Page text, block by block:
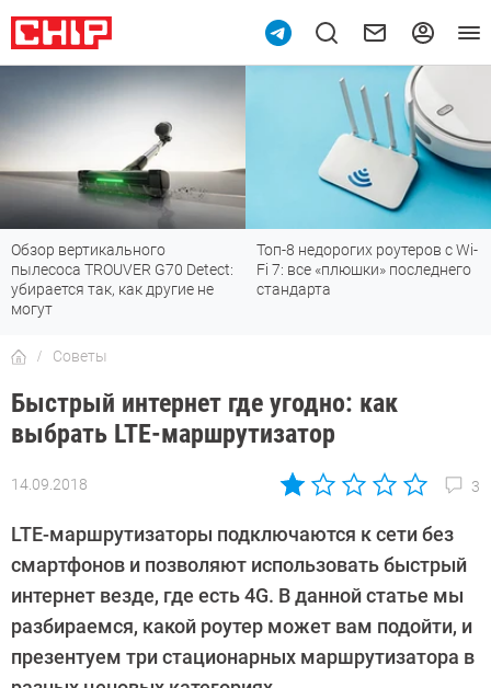
Обзор вертикального
пылесоса TROUVER G70 Detect:
убирается так, как другие не
могут
Топ-8 недорогих роутеров с Wi-
Fi 7: все «плюшки» последнего
стандарта
Советы
Быстрый интернет где угодно: как
выбрать LTE-маршрутизатор
14.09.2018 3
Автор:
LTE-маршрутизаторы подключаются к сети без
смартфонов и позволяют использовать быстрый
интернет везде, где есть 4G. В данной статье мы
разбираемся, какой роутер может вам подойти, и
презентуем три стационарных маршрутизатора в